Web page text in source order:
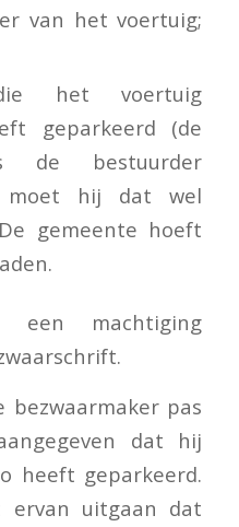
van het voertuig;
het voertuig
geparkeerd (de
de bestuurder
moet hij dat wel
gemeente hoeft
een machtiging
bezwaarmaker pas
dat hij
heeft geparkeerd.
ervan uitgaan dat